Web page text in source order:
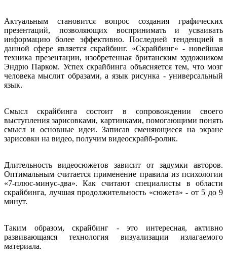
Актуальным становится вопрос создания графических
презентаций, позволяющих воспринимать и усваивать
информацию более эффективно. Последней тенденцией в
данной сфере является скрайбинг. «Скрайбинг» - новейшая
техника презентации, изобретенная британским художником
Эндрю Парком. Успех скрайбинга объясняется тем, что мозг
человека мыслит образами, а язык рисунка - универсальный
язык.
Смысл скрайбинга состоит в сопровождении своего
выступления зарисовками, картинками, помогающими понять
смысл и основные идеи. Записав сменяющиеся на экране
зарисовки на видео, получим видеоскрайб-ролик.
Длительность видеосюжетов зависит от задумки авторов.
Оптимальным считается применение правила из психологии
«7-плюс-минус-два». Как считают специалисты в области
скрайбинга, лучшая продолжительность «сюжета» - от 5 до 9
минут.
Таким образом, скрайбинг - это интересная, активно
развивающаяся технология визуализации излагаемого
материала.